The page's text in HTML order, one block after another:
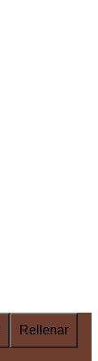
Rellenar